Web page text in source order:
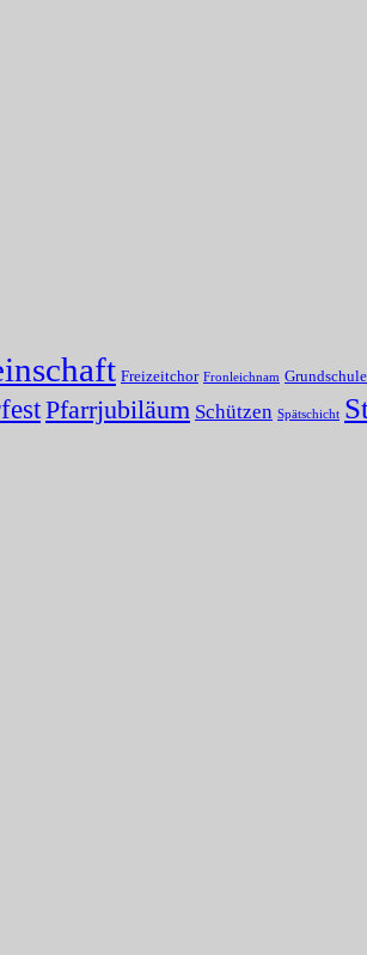
Freizeitchor Fronleichnam Grundschule
Pfarrjubiläum Schützen Spätschicht